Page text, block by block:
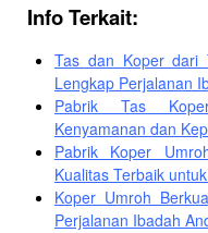
Info Terkait:
Tas dan Koper dari
Lengkap Perjalanan
Pabrik Tas
Kenyamanan dan
Pabrik Koper
Kualitas Terbaik
Koper Umroh
Perjalanan Ibadah